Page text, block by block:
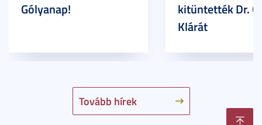
Tovább hírek
Gólyanap!
kitüntették Dr.
Klárát